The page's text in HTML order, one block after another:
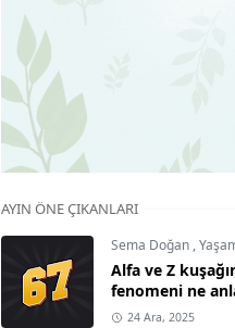
AYIN ÖNE ÇIKANLARI
Sema Doğan ,
Alfa ve Z
fenomeni ne
24 Ara, 2025